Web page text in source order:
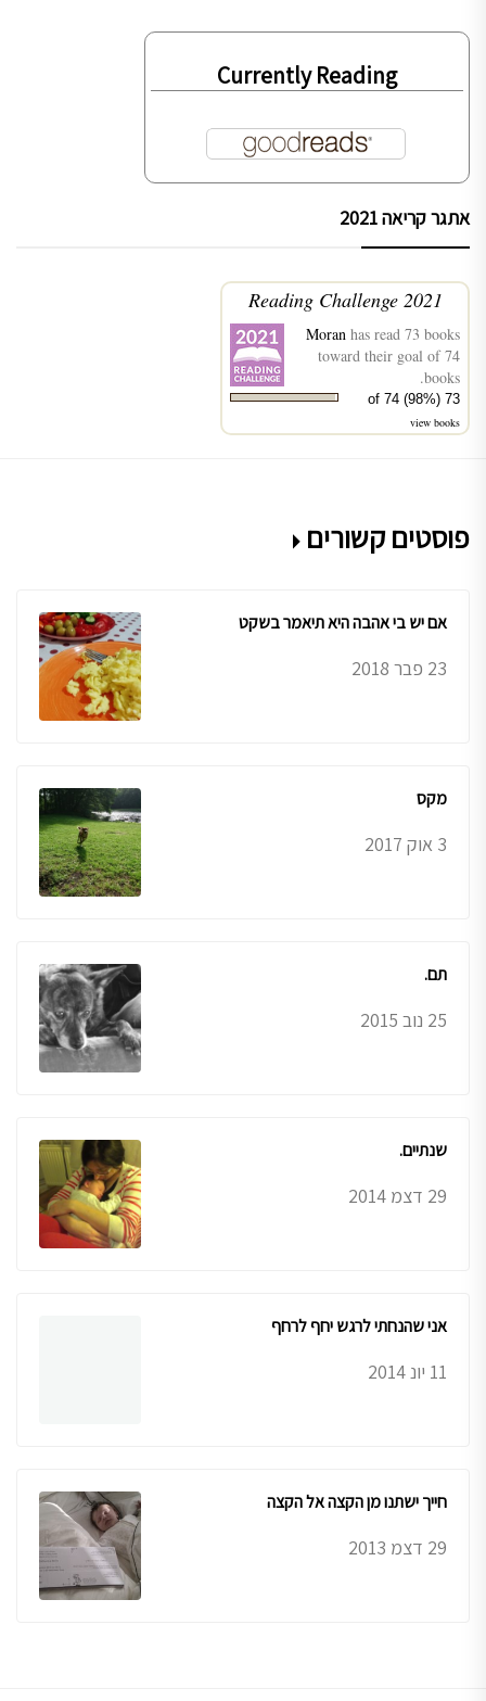
Currently Reading
אתגר קריאה 2021
2021 Reading Challenge
Moran has read 73 books
toward their goal of 74
books.
73 of 74 (98%)
view books
פוסטים קשורים
אם יש בי אהבה היא תיאמר בשקט
23 פבר 2018
מקס
3 אוק 2017
תם.
25 נוב 2015
שנתיים.
29 דצמ 2014
אני שהנחתי לרגש יחף לרחף
11 יונ 2014
חייך ישתנו מן הקצה אל הקצה
29 דצמ 2013